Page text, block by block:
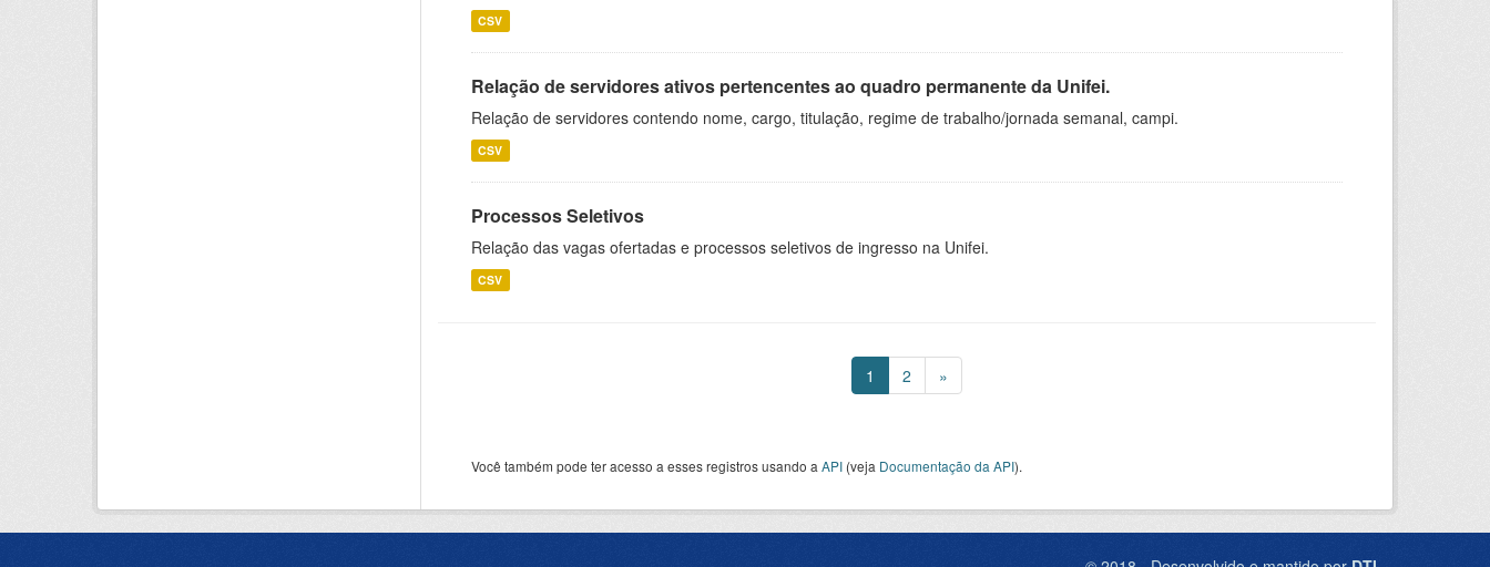
CSV
Relação de servidores ativos pertencentes ao quadro permanente da Unifei.
Relação de servidores contendo nome, cargo, titulação, regime de trabalho/jornada semanal, campi.
CSV
Processos Seletivos
Relação das vagas ofertadas e processos seletivos de ingresso na Unifei.
CSV
1 2 »
Você também pode ter acesso a esses registros usando a API (veja Documentação da API).